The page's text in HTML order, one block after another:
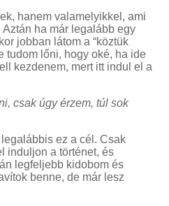
hanem valamelyikkel, ami
ha már legalább egy
jobban látom a “köztük
tudom lőni, hogy oké, ha ide
kezdenem, mert itt indul el a
csak úgy érzem, túl sok
ez a cél. Csak
induljon a történet, és
legfeljebb kidobom és
benne, de már lesz